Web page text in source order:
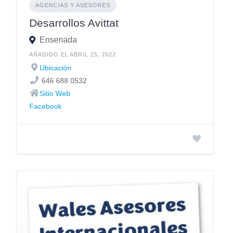
AGENCIAS Y ASESORES
Desarrollos Avittat
Ensenada
AÑADIDO EL ABRIL 25, 2022
Ubicación
646 688 0532
Sitio Web
Facebook